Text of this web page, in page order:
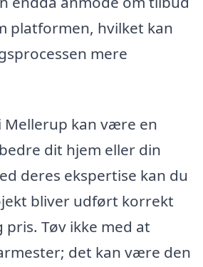
platformen, hvilket kan
mere
Mellerup kan være en
dit hjem eller din
deres ekspertise kan du
bliver udført korrekt
Tøv ikke med at
det kan være den